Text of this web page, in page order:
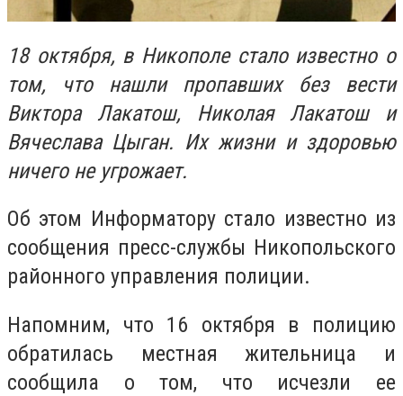
18 октября, в Никополе стало известно о
том, что нашли пропавших без вести
Виктора Лакатош, Николая Лакатош и
Вячеслава Цыган. Их жизни и здоровью
ничего не угрожает.
Об этом Информатору стало известно из
сообщения пресс-службы Никопольского
районного управления полиции.
Напомним, что 16 октября в полицию
обратилась местная жительница и
сообщила о том, что исчезли ее